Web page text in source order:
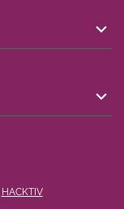
HACKTIV